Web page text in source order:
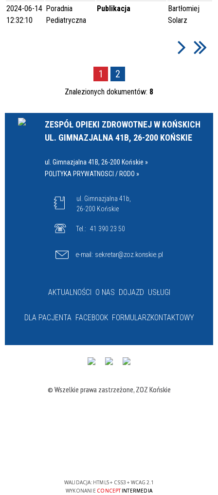
2024-06-14
12:32:10
Poradnia
Pediatryczna
Publikacja
Bartłomiej
Solarz
1 2
Znalezionych dokumentów: 8
ZESPÓŁ OPIEKI ZDROWOTNEJ W KOŃSKICH
UL. GIMNAZJALNA 41B, 26-200 KOŃSKIE
ul. Gimnazjalna 41B, 26-200 Końskie »
POLITYKA PRYWATNOSCI / RODO »
ul. Gimnazjalna 41b,
26-200 Końskie
Tel.: 41 390 23 50
e-mail: sekretar@zoz.konskie.pl
AKTUALNOŚCI O NAS DOJAZD USŁUGI
DLA PACJENTA FACEBOOK FORMULARZKONTAKTOWY
© Wszelkie prawa zastrzeżone, ZOZ Końskie
WALIDACJA: HTML5+ CSS3 + WCAG 2.1
WYKONANIE CONCEPTINTERMEDIA